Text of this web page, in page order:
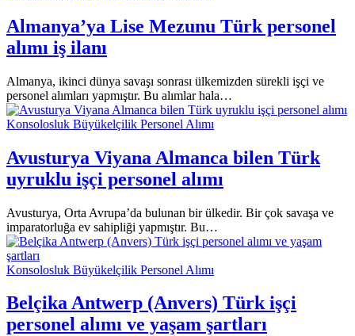
Almanya’ya Lise Mezunu Türk personel
alımı iş ilanı
Almanya, ikinci dünya savaşı sonrası ülkemizden sürekli işçi ve
personel alımları yapmıştır. Bu alımlar hala…
Konsolosluk Büyükelçilik Personel Alımı
Avusturya Viyana Almanca bilen Türk
uyruklu işçi personel alımı
Avusturya, Orta Avrupa’da bulunan bir ülkedir. Bir çok savaşa ve
imparatorluğa ev sahipliği yapmıştır. Bu…
Konsolosluk Büyükelçilik Personel Alımı
Belçika Antwerp (Anvers) Türk işçi
personel alımı ve yaşam şartları